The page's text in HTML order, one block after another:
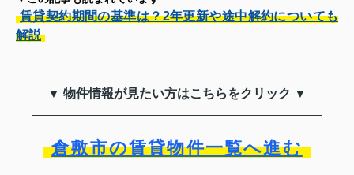
賃貸契約期間の基準は？2年更新や途中解約についても
解説
▼ 物件情報が見たい方はこちらをクリック ▼
倉敷市の賃貸物件一覧へ進む